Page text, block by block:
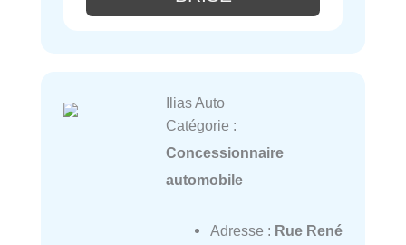
Ilias Auto
Catégorie :
Concessionnaire
automobile
Adresse : Rue René